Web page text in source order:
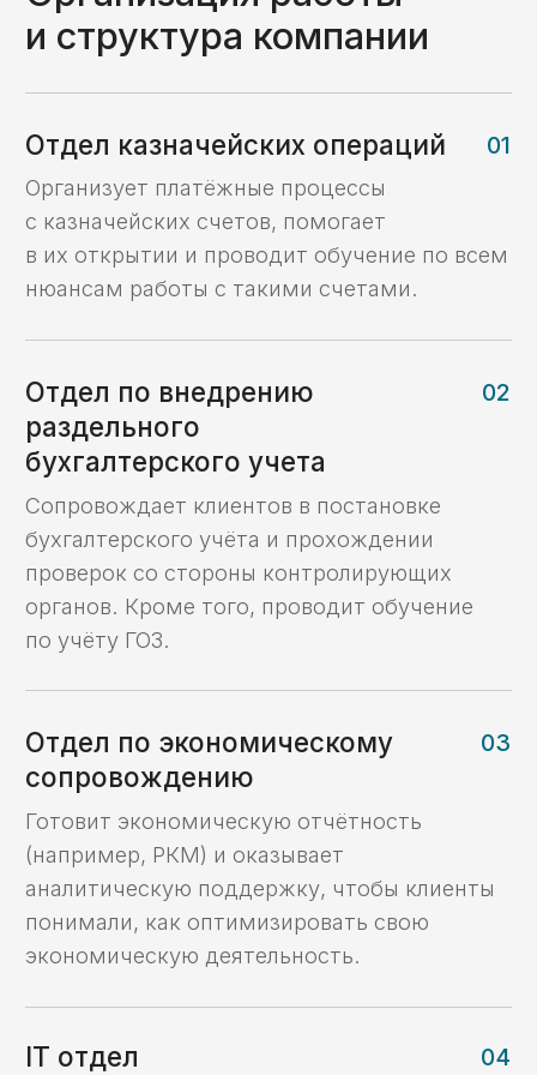
Кейс №4
Кейс №5
Кейс №6
и осуществление
платежей для
компании
Сопровождение
платежного
процесса
и раздельный учет
Платежи
с казначейского
счета в рамках
казначейского
обеспечения
обязательств (КОО)
на гос контракт
Открытие лицевого
счета, установка ПО,
получение аванса
формирование